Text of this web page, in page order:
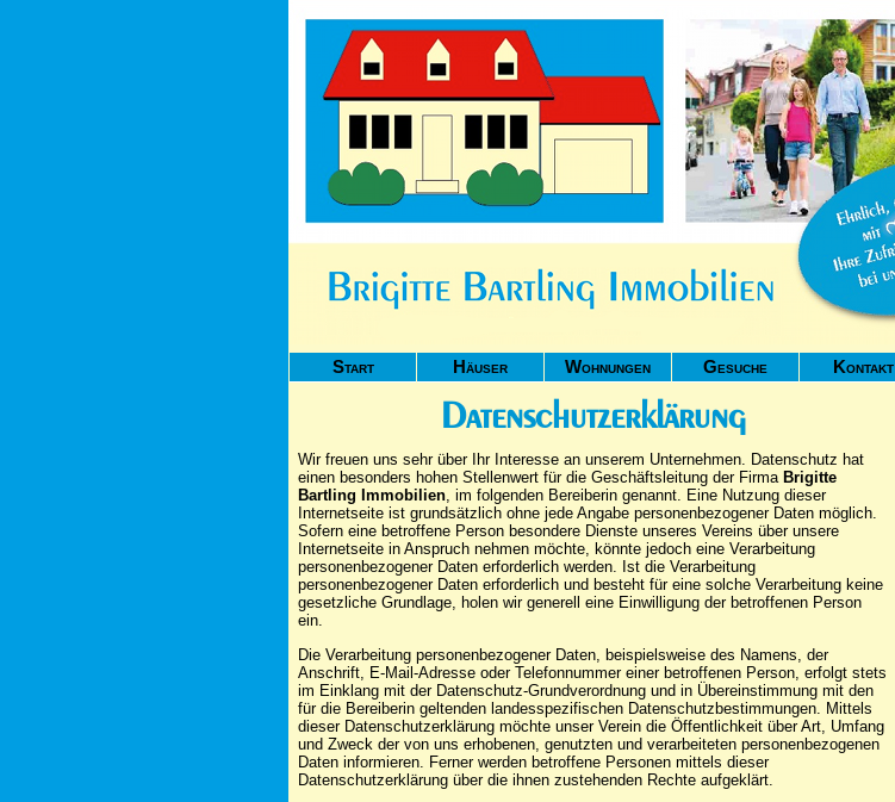
Start Häuser Wohnungen Gesuche Kontakt
Datenschutzerklärung
Wir freuen uns sehr über Ihr Interesse an unserem Unternehmen. Datenschutz hat
einen besonders hohen Stellenwert für die Geschäftsleitung der Firma Brigitte
Bartling Immobilien, im folgenden Bereiberin genannt. Eine Nutzung dieser
Internetseite ist grundsätzlich ohne jede Angabe personenbezogener Daten möglich.
Sofern eine betroffene Person besondere Dienste unseres Vereins über unsere
Internetseite in Anspruch nehmen möchte, könnte jedoch eine Verarbeitung
personenbezogener Daten erforderlich werden. Ist die Verarbeitung
personenbezogener Daten erforderlich und besteht für eine solche Verarbeitung keine
gesetzliche Grundlage, holen wir generell eine Einwilligung der betroffenen Person
ein.
Die Verarbeitung personenbezogener Daten, beispielsweise des Namens, der
Anschrift, E-Mail-Adresse oder Telefonnummer einer betroffenen Person, erfolgt stets
im Einklang mit der Datenschutz-Grundverordnung und in Übereinstimmung mit den
für die Bereiberin geltenden landesspezifischen Datenschutzbestimmungen. Mittels
dieser Datenschutzerklärung möchte unser Verein die Öffentlichkeit über Art, Umfang
und Zweck der von uns erhobenen, genutzten und verarbeiteten personenbezogenen
Daten informieren. Ferner werden betroffene Personen mittels dieser
Datenschutzerklärung über die ihnen zustehenden Rechte aufgeklärt.